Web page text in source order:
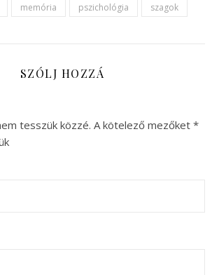
memória pszichológia szagok
SZÓLJ HOZZÁ
tesszük közzé. A kötelező mezőket *